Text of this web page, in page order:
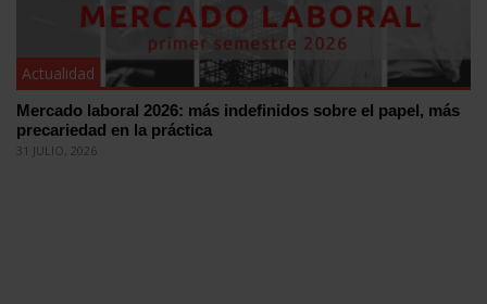
Actualidad
Mercado laboral 2026: más indefinidos sobre el papel, más
precariedad en la práctica
31 JULIO, 2026